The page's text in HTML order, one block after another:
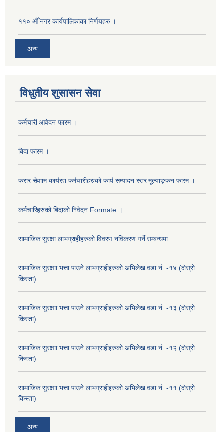
११० औँ नगर कार्यपालिकाका निर्णयहरु ।
अन्य
विधुतीय शुसासन सेवा
कर्मचारी आवेदन फारम ।
बिदा फारम ।
करार सेवााम कार्यरत कर्मचारीहरुको कार्य सम्पादन स्तर मूल्याङ्कन फारम ।
कर्मचारिहरुको बिदाको निवेदन Formate ।
सामाजिक सुरक्षा लाभग्राहीहरुको विवरण नविकरण गर्ने सम्बन्धमा
सामाजिक सुरक्षाा भत्ता पाउने लाभग्राहीहरुको अभिलेख वडा नं. -१४ (दोस्रो
किस्ता)
सामाजिक सुरक्षाा भत्ता पाउने लाभग्राहीहरुको अभिलेख वडा नं. -१३ (दोस्रो
किस्ता)
सामाजिक सुरक्षाा भत्ता पाउने लाभग्राहीहरुको अभिलेख वडा नं. -१२ (दोस्रो
किस्ता)
सामाजिक सुरक्षाा भत्ता पाउने लाभग्राहीहरुको अभिलेख वडा नं. -११ (दोस्रो
किस्ता)
अन्य